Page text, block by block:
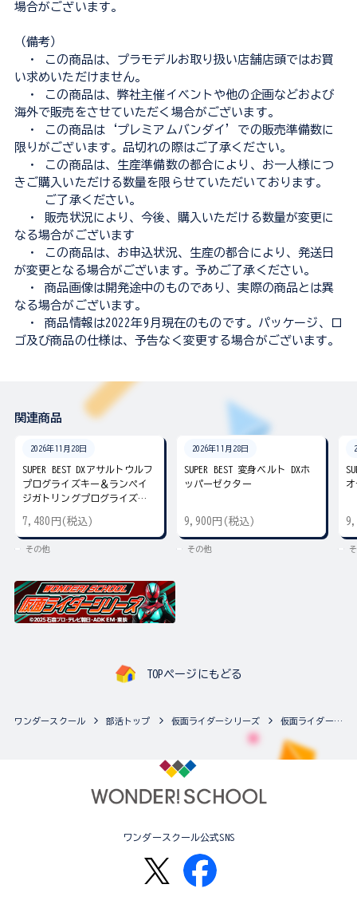
場合がございます。
（備考）
・ この商品は、プラモデルお取り扱い店舗店頭ではお買
い求めいただけません。
・ この商品は、弊社主催イベントや他の企画などおよび
海外で販売をさせていただく場合がございます。
・ この商品は‘プレミアムバンダイ’での販売準備数に
限りがございます。品切れの際はご了承ください。
・ この商品は、生産準備数の都合により、お一人様につ
きご購入いただける数量を限らせていただいております。
ご了承ください。
・ 販売状況により、今後、購入いただける数量が変更に
なる場合がございます
・ この商品は、お申込状況、生産の都合により、発送日
が変更となる場合がございます。予めご了承ください。
・ 商品画像は開発途中のものであり、実際の商品とは異
なる場合がございます。
・ 商品情報は2022年9月現在のものです。パッケージ、ロ
ゴ及び商品の仕様は、予告なく変更する場合がございます。
関連商品
2026年11月28日
SUPER BEST DXアサルトウルフ
プログライズキー＆ランペイ
ジガトリングプログライズキ
7,480円(税込)
その他
2026年11月28日
SUPER BEST 変身ベルト DXホ
ッパーゼクター
9,900円(税込)
その他
TOPページにもどる
ワンダースクール 部活トップ 仮面ライダーシリーズ 仮面ライダーシリーズの最新商品一覧
ワンダースクール公式SNS